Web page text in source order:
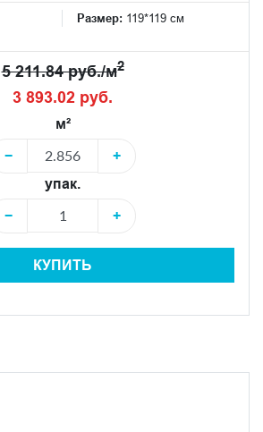
Размер: 119*119 см
5 211.84 руб./м2
3 893.02 руб.
м²
−
+
упак.
−
+
КУПИТЬ